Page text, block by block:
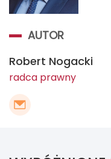
AUTOR
Robert Nogacki
radca prawny